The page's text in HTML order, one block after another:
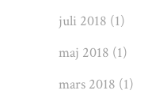
juli 2018 (1)
maj 2018 (1)
mars 2018 (1)